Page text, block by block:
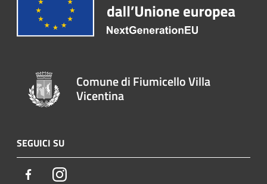
Comune di Fiumicello Villa
Vicentina
SEGUICI SU
FacebookInstagram